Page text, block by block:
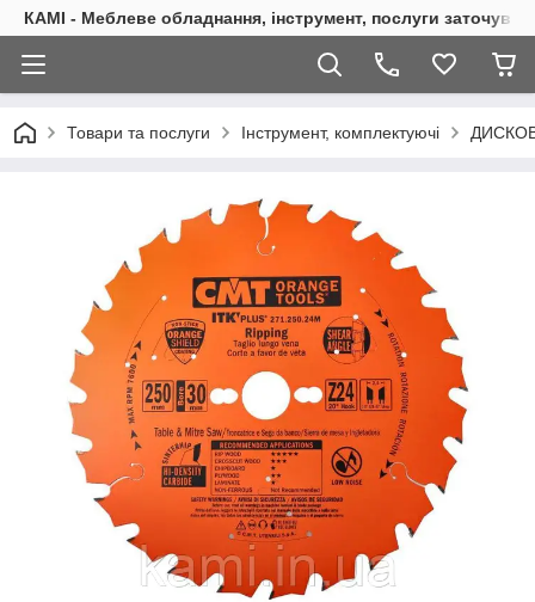
КАМІ - Меблеве обладнання, інструмент, послуги
Товари та послуги Інструмент, комплектуючі